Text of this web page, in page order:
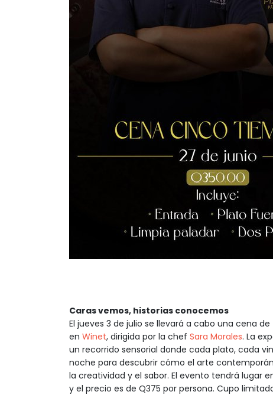
Caras vemos, historias conocemos
El jueves 3 de julio se llevará a cabo una cena
en Winet, dirigida por la chef Sara Morales. La
un recorrido sensorial donde cada plato, cada
noche para descubrir cómo el arte
la creatividad y el sabor. El evento tendrá lugar
y el precio es de Q375 por persona. Cupo